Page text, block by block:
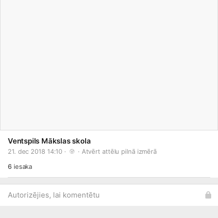
Ventspils Mākslas skola
21. dec 2018 14:10 · · Atvērt attēlu pilnā izmērā
6iesaka
Autorizējies, lai komentētu